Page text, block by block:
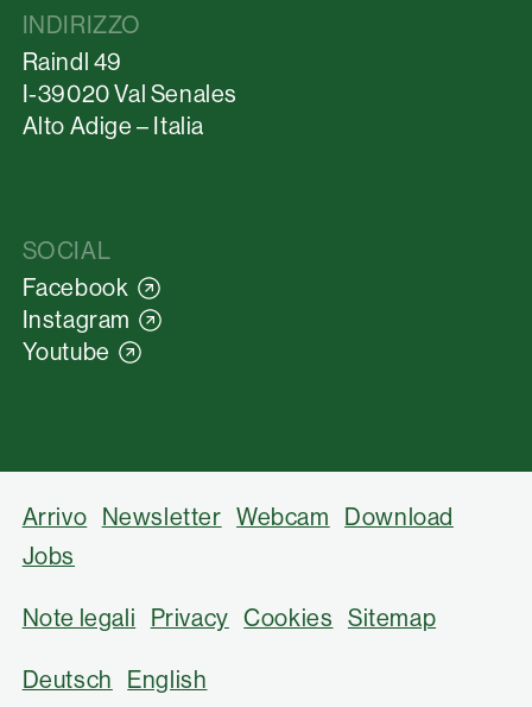
INDIRIZZO
Raindl 49
I-39020 Val Senales
Alto Adige – Italia
SOCIAL
Facebook
Instagram
Youtube
Arrivo Newsletter Webcam
Download
Jobs
Note legali Privacy Cookies Sitemap
Deutsch English